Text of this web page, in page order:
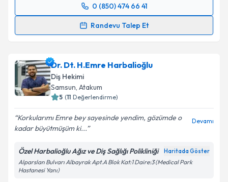
0 (850) 474 66 41
Randevu Talep Et
Randevu Takvimi Talebi
almanız için bir takvim hazırlandığında e-posta ile
bilgilendireceğiz.
E-posta Adresiniz
Metni'ni okudum ve kişisel verilerimin belirtilen
kapsamda işlenmesini kabul ediyorum.
Dr. Dt. H.Emre Harbalioğlu
Diş Hekimi
Samsun, Atakum
5 (11 Değerlendirme)
Korkularımı Emre bey sayesinde yendim, gözümde o
kadar büyütmüşüm ki...
Devamı
Özel Harbalioğlu Ağız ve Diş Sağlığı Polikliniği Haritada Göster
Alparslan Bulvarı Albayrak Apt.A Blok Kat:1 Daire:3 (Medical Park
Hastanesi Yanı)